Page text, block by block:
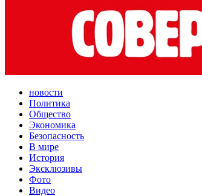
новости
Политика
Общество
Экономика
Безопасность
В мире
История
Эксклюзивы
Фото
Видео